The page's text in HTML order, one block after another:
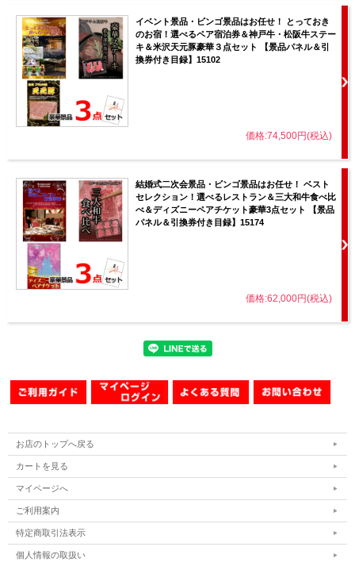
イベント景品・ビンゴ景品はお任せ！ とっておき
のお宿！選べるペア宿泊券＆神戸牛・松阪牛ステー
キ＆米沢天元豚豪華３点セット 【景品パネル＆引
換券付き目録】15102
価格:74,500円(税込)
結婚式二次会景品・ビンゴ景品はお任せ！ ベスト
セレクション！選べるレストラン＆三大和牛食べ比
べ＆ディズニーペアチケット豪華3点セット 【景品
パネル＆引換券付き目録】15174
価格:62,000円(税込)
お店のトップへ戻る
カートを見る
マイページへ
ご利用案内
特定商取引法表示
個人情報の取扱い